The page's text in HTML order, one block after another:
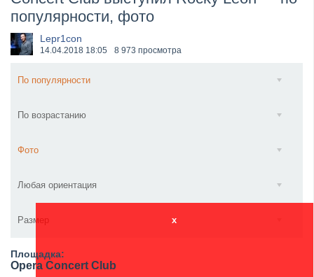
​Anthrax выпустили новый сингл и клип «Everybod...
популярности, фото
Lepr1con
14.04.2018 18:05 8 973 просмотра
По популярности
По возрастанию
Фото
Любая ориентация
Размер x
Площадка:
Opera Concert Club